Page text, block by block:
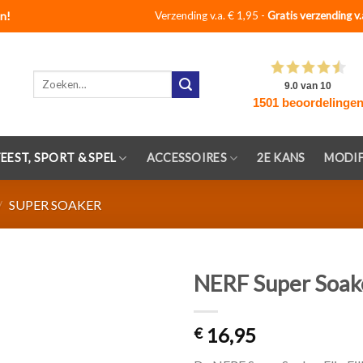
Verzending v.a. € 1,95 - Gratis verzending
Zoeken
SPORT & SPEL ACCESSOIRES 2E KANS
SUPER SOAKER
NERF Super
€16,95